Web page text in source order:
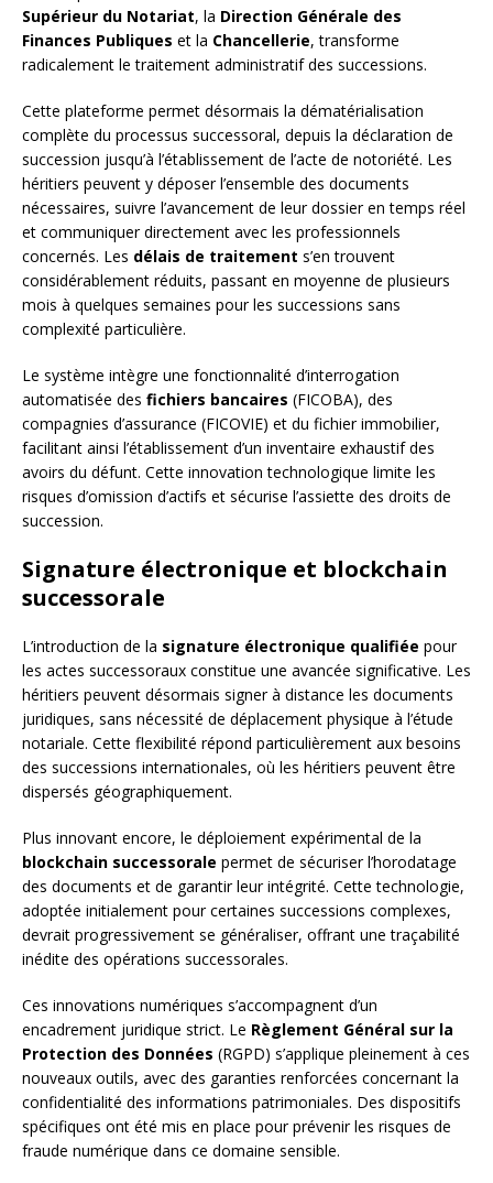
Supérieur du Notariat, la Direction Générale des
Finances Publiques et la Chancellerie, transforme
radicalement le traitement administratif des successions.
Cette plateforme permet désormais la dématérialisation
complète du processus successoral, depuis la déclaration de
succession jusqu’à l’établissement de l’acte de notoriété. Les
héritiers peuvent y déposer l’ensemble des documents
nécessaires, suivre l’avancement de leur dossier en temps réel
et communiquer directement avec les professionnels
concernés. Les délais de traitement s’en trouvent
considérablement réduits, passant en moyenne de plusieurs
mois à quelques semaines pour les successions sans
complexité particulière.
Le système intègre une fonctionnalité d’interrogation
automatisée des fichiers bancaires (FICOBA), des
compagnies d’assurance (FICOVIE) et du fichier immobilier,
facilitant ainsi l’établissement d’un inventaire exhaustif des
avoirs du défunt. Cette innovation technologique limite les
risques d’omission d’actifs et sécurise l’assiette des droits de
succession.
Signature électronique et blockchain
successorale
L’introduction de la signature électronique qualifiée pour
les actes successoraux constitue une avancée significative. Les
héritiers peuvent désormais signer à distance les documents
juridiques, sans nécessité de déplacement physique à l’étude
notariale. Cette flexibilité répond particulièrement aux besoins
des successions internationales, où les héritiers peuvent être
dispersés géographiquement.
Plus innovant encore, le déploiement expérimental de la
blockchain successorale permet de sécuriser l’horodatage
des documents et de garantir leur intégrité. Cette technologie,
adoptée initialement pour certaines successions complexes,
devrait progressivement se généraliser, offrant une traçabilité
inédite des opérations successorales.
Ces innovations numériques s’accompagnent d’un
encadrement juridique strict. Le Règlement Général sur la
Protection des Données (RGPD) s’applique pleinement à ces
nouveaux outils, avec des garanties renforcées concernant la
confidentialité des informations patrimoniales. Des dispositifs
spécifiques ont été mis en place pour prévenir les risques de
fraude numérique dans ce domaine sensible.